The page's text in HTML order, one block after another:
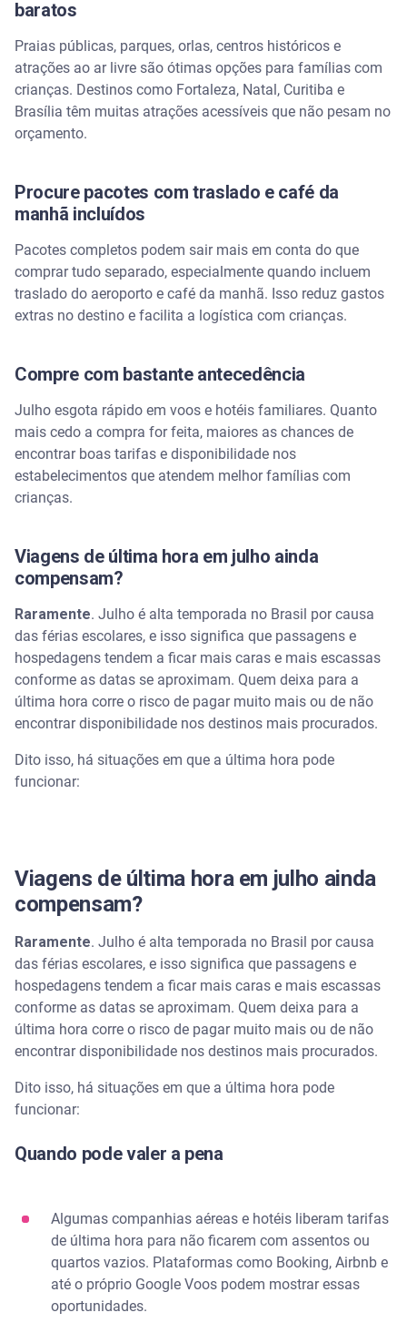
baratos
Praias públicas, parques, orlas, centros históricos e
atrações ao ar livre são ótimas opções para famílias com
crianças. Destinos como Fortaleza, Natal, Curitiba e
Brasília têm muitas atrações acessíveis que não pesam no
orçamento.
Procure pacotes com traslado e café da
manhã incluídos
Pacotes completos podem sair mais em conta do que
comprar tudo separado, especialmente quando incluem
traslado do aeroporto e café da manhã. Isso reduz gastos
extras no destino e facilita a logística com crianças.
Compre com bastante antecedência
Julho esgota rápido em voos e hotéis familiares. Quanto
mais cedo a compra for feita, maiores as chances de
encontrar boas tarifas e disponibilidade nos
estabelecimentos que atendem melhor famílias com
crianças.
Viagens de última hora em julho ainda
compensam?
Raramente. Julho é alta temporada no Brasil por causa
das férias escolares, e isso significa que passagens e
hospedagens tendem a ficar mais caras e mais escassas
conforme as datas se aproximam. Quem deixa para a
última hora corre o risco de pagar muito mais ou de não
encontrar disponibilidade nos destinos mais procurados.
Dito isso, há situações em que a última hora pode
funcionar:
Viagens de última hora em julho ainda
compensam?
Raramente. Julho é alta temporada no Brasil por causa
das férias escolares, e isso significa que passagens e
hospedagens tendem a ficar mais caras e mais escassas
conforme as datas se aproximam. Quem deixa para a
última hora corre o risco de pagar muito mais ou de não
encontrar disponibilidade nos destinos mais procurados.
Dito isso, há situações em que a última hora pode
funcionar:
Quando pode valer a pena
Algumas companhias aéreas e hotéis liberam tarifas
de última hora para não ficarem com assentos ou
quartos vazios. Plataformas como Booking, Airbnb e
até o próprio Google Voos podem mostrar essas
oportunidades.